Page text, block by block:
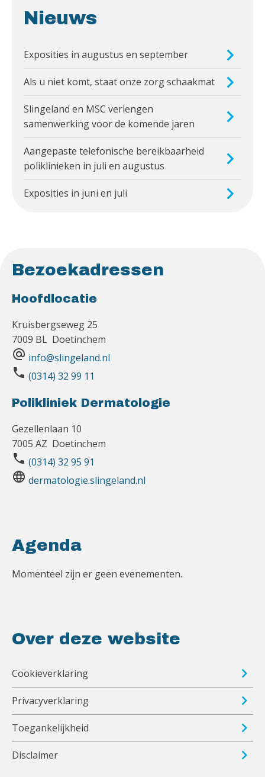
Nieuws
Exposities in augustus en september
Als u niet komt, staat onze zorg schaakmat
Slingeland en MSC verlengen
samenwerking voor de komende jaren
Aangepaste telefonische bereikbaarheid
poliklinieken in juli en augustus
Exposities in juni en juli
Bezoekadressen
Hoofdlocatie
Kruisbergseweg 25
7009 BL Doetinchem
alternate_email info@slingeland.nl
phone (0314) 32 99 11
Polikliniek Dermatologie
Gezellenlaan 10
7005 AZ Doetinchem
phone (0314) 32 95 91
language dermatologie.slingeland.nl
Agenda
Momenteel zijn er geen evenementen.
Over deze website
Cookieverklaring
Privacyverklaring
Toegankelijkheid
Disclaimer